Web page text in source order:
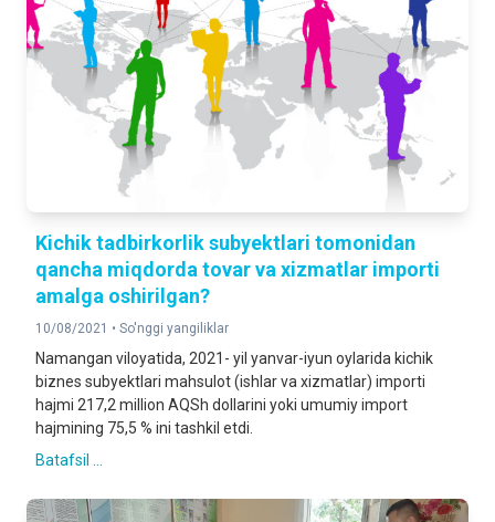
Kichik tadbirkorlik subyektlari tomonidan
qancha miqdorda tovar va xizmatlar importi
amalga oshirilgan?
10/08/2021 • So'nggi yangiliklar
Namangan viloyatida, 2021- yil yanvar-iyun oylarida kichik
biznes subyektlari mahsulot (ishlar va xizmatlar) importi
hajmi 217,2 million AQSh dollarini yoki umumiy import
hajmining 75,5 % ini tashkil etdi.
Batafsil ...